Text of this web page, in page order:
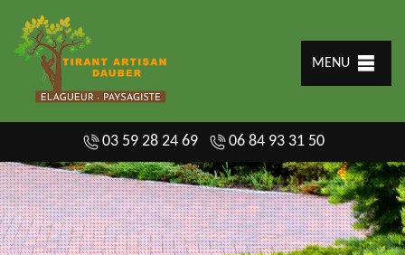
MENU
03 59 28 24 69 06 84 93 31 50